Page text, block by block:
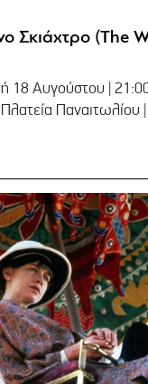
Σκιάχτρο (The
18 Αυγούστου |
Παναιτωλίου